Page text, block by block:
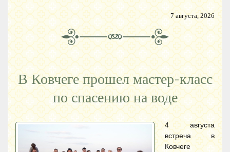
7 августа, 2026
В Ковчеге прошел мастер-класс
по спасению на воде
4 августа
встреча в
Ковчеге